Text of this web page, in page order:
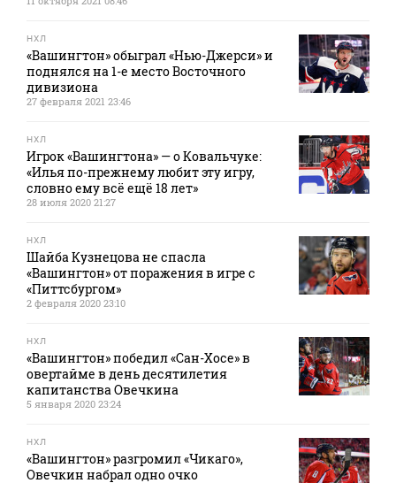
НХЛ
«Вашингтон» обыграл «Нью-Джерси» и
поднялся на 1-е место Восточного
дивизиона
27 февраля 2021 23:46
НХЛ
Игрок «Вашингтона» — о Ковальчуке:
«Илья по-прежнему любит эту игру,
словно ему всё ещё 18 лет»
28 июля 2020 21:27
НХЛ
Шайба Кузнецова не спасла
«Вашингтон» от поражения в игре с
«Питтсбургом»
2 февраля 2020 23:10
НХЛ
«Вашингтон» победил «Сан-Хосе» в
овертайме в день десятилетия
капитанства Овечкина
5 января 2020 23:24
НХЛ
«Вашингтон» разгромил «Чикаго»,
Овечкин набрал одно очко